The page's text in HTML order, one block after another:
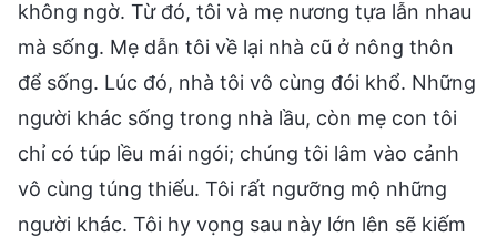
không ngờ. Từ đó, tôi và mẹ nương tựa lẫn nhau
mà sống. Mẹ dẫn tôi về lại nhà cũ ở nông thôn
để sống. Lúc đó, nhà tôi vô cùng đói khổ. Những
người khác sống trong nhà lầu, còn mẹ con tôi
chỉ có túp lều mái ngói; chúng tôi lâm vào cảnh
vô cùng túng thiếu. Tôi rất ngưỡng mộ những
người khác. Tôi hy vọng sau này lớn lên sẽ kiếm